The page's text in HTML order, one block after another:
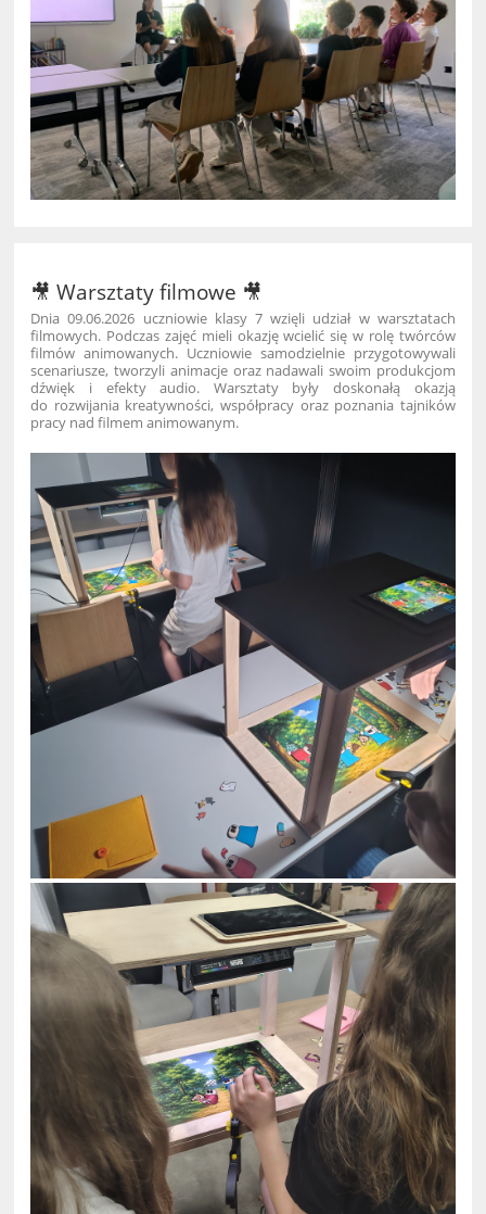
🎥 Warsztaty filmowe 🎥
Dnia 09.06.2026 uczniowie klasy 7 wzięli udział w warsztatach
filmowych. Podczas zajęć mieli okazję wcielić się w rolę twórców
filmów animowanych. Uczniowie samodzielnie przygotowywali
scenariusze, tworzyli animacje oraz nadawali swoim produkcjom
dźwięk i efekty audio. Warsztaty były doskonałą okazją
do rozwijania kreatywności, współpracy oraz poznania tajników
pracy nad filmem animowanym.